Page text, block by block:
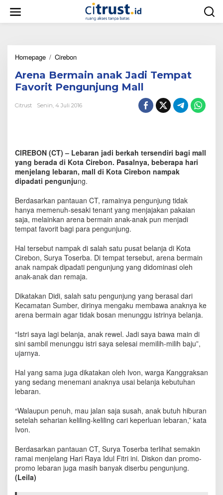
w
Homepage / Cirebon
e
n
a
B
e
n
a
n
a
J
a
d
i
e
m
p
a
t
a
v
o
i
t
n
g
u
u
n
a
l
Arena Bermain anak Jadi Tempat
Favorit Pengunjung Mall
Citrust Senin, 4 Juli 2016
CIREBON (CT) – Lebaran jadi berkah tersendiri bagi mall
yang berada di Kota Cirebon. Pasalnya, beberapa hari
menjelang lebaran, mall di Kota Cirebon nampak
dipadati pengunjung.
Berdasarkan pantauan CT, ramainya pengunjung tidak
hanya memenuh-sesaki tenant yang menjajakan pakaian
saja, melainkan arena bermain anak-anak pun menjadi
tempat favorit bagi para pengunjung.
Hal tersebut nampak di salah satu pusat belanja di Kota
Cirebon, Surya Toserba. Di tempat tersebut, arena bermain
anak nampak dipadati pengunjung yang didominasi oleh
anak-anak dan remaja.
Dikatakan Didi, salah satu pengunjung yang berasal dari
Kecamatan Sumber, dirinya mengaku membawa anaknya ke
arena bermain agar tidak bosan menunggu istrinya belanja.
“Istri saya lagi belanja, anak rewel. Jadi saya bawa main di
sini sambil menunggu istri saya selesai memilih-milih baju”,
ujarnya.
Hal yang sama juga dikatakan oleh Ivon, warga Kanggraksan
yang sedang menemani anaknya usai belanja kebutuhan
lebaran.
“Walaupun penuh, mau jalan saja susah, anak butuh hiburan
setelah seharian keliling-keliling cari keperluan lebaran,” kata
Ivon.
Berdasarkan pantauan CT, Surya Toserba terlihat semakin
ramai menjelang Hari Raya Idul Fitri ini. Diskon dan promo-
promo lebaran juga masih banyak diserbu pengunjung.
(Leila)